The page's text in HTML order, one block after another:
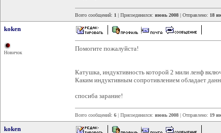
Всего сообщений: 1 | Присоединился: июнь 2008 | Отправлено: 18
koken
Новичок
Помогите пожалуйста!
Катушка, индуктивность которой 2 мили ленф
Каким индуктивным сопротивлением обладает
спосиба зарание!
Всего сообщений: 6 | Присоединился: июнь 2008 | Отправлено: 19
koken